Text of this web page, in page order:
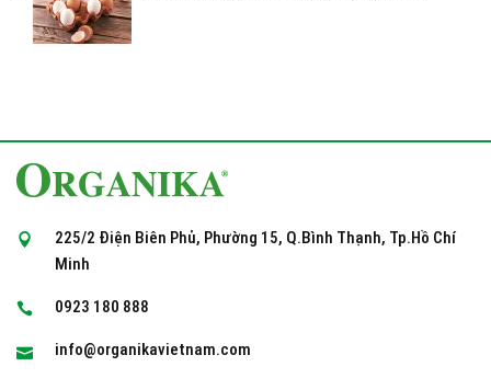
225/2 Điện Biên Phủ, Phường 15, Q.Bình Thạnh, Tp.Hồ Chí
Minh
0923 180 888
info@organikavietnam.com